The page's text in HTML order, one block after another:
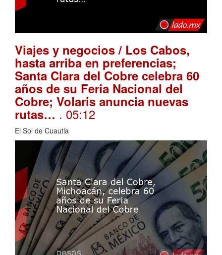
Viajes y negocios / Los Cabos,
hasta arriba en preferencias;
Santa Clara del Cobre celebra 60
años de su Feria Nacional del
Cobre; Volaris anuncia nuevas
rutas… . 05:12
El Sol de Cuautla